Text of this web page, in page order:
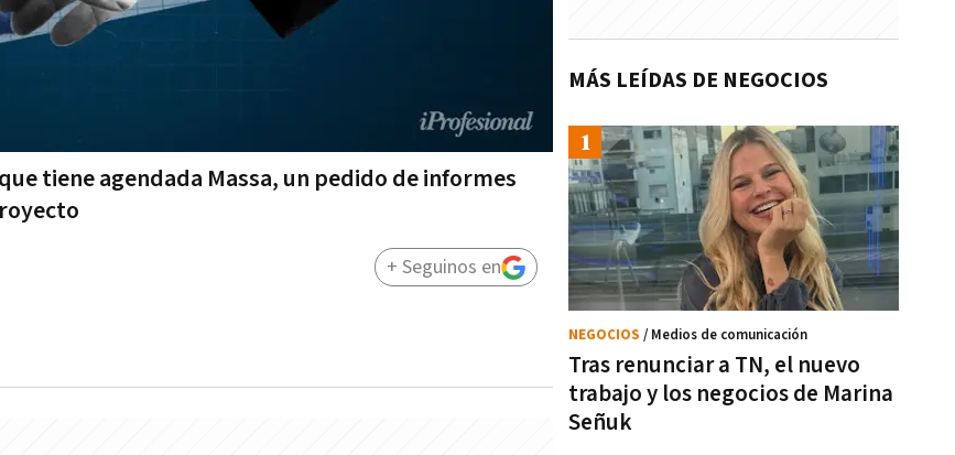
tiene agendada Massa, un pedido de informes
+ Seguinos en
MÁS LEÍDAS DE NEGOCIOS
Tras renunciar a TN, el nuevo
trabajo y los negocios de Marina
Señuk
NEGOCIOS / Medios de comunicación